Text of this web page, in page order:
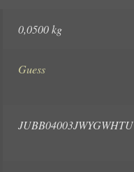
0,0500 kg
Guess
JUBB04003JWYGWHTU